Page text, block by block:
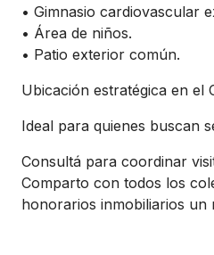
• Gimnasio cardiovascular
• Área de niños.
• Patio exterior común.
Ubicación estratégica en
Ideal para quienes buscan
Consultá para coordinar
Comparto con todos los
honorarios inmobiliarios un